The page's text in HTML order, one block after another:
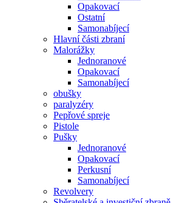
Opakovací
Ostatní
Samonabíjecí
Hlavní části zbraní
Malorážky
Jednoranové
Opakovací
Samonabíjecí
obušky
paralyzéry
Pepřové spreje
Pistole
Pušky
Jednoranové
Opakovací
Perkusní
Samonabíjecí
Revolvery